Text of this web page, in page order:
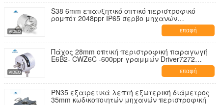
S38 6mm επαυξητικό οπτικό περιστροφικό
ρομπότ 2048ppr IP65 σερβο μηχανών
επαφή
Πάχος 28mm οπτική περιστροφική παραγωγή
E6B2- CWZ6C -600ppr γραμμών Driver7272
επαφή
PN35 εξαιρετικά λεπτή εξωτερική διάμετρος
35mm κωδικοποιητών μηχανών περιστροφική